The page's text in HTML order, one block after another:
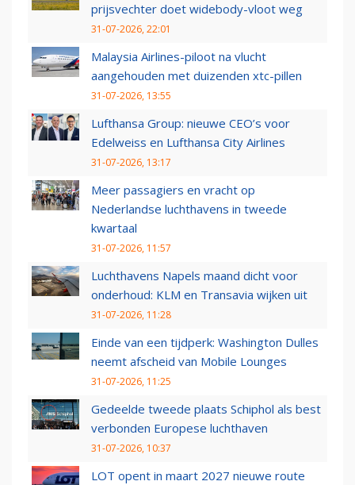
prijsvechter doet widebody-vloot weg
31-07-2026, 22:01
Malaysia Airlines-piloot na vlucht
aangehouden met duizenden xtc-pillen
31-07-2026, 13:55
Lufthansa Group: nieuwe CEO’s voor
Edelweiss en Lufthansa City Airlines
31-07-2026, 13:17
Meer passagiers en vracht op
Nederlandse luchthavens in tweede
kwartaal
31-07-2026, 11:57
Luchthavens Napels maand dicht voor
onderhoud: KLM en Transavia wijken uit
31-07-2026, 11:28
Einde van een tijdperk: Washington Dulles
neemt afscheid van Mobile Lounges
31-07-2026, 11:25
Gedeelde tweede plaats Schiphol als best
verbonden Europese luchthaven
31-07-2026, 10:37
LOT opent in maart 2027 nieuwe route